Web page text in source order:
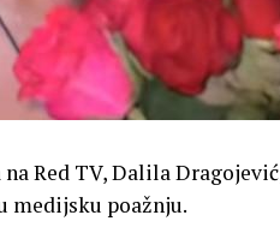
Red TV, Dalila
medijsku poažnju.